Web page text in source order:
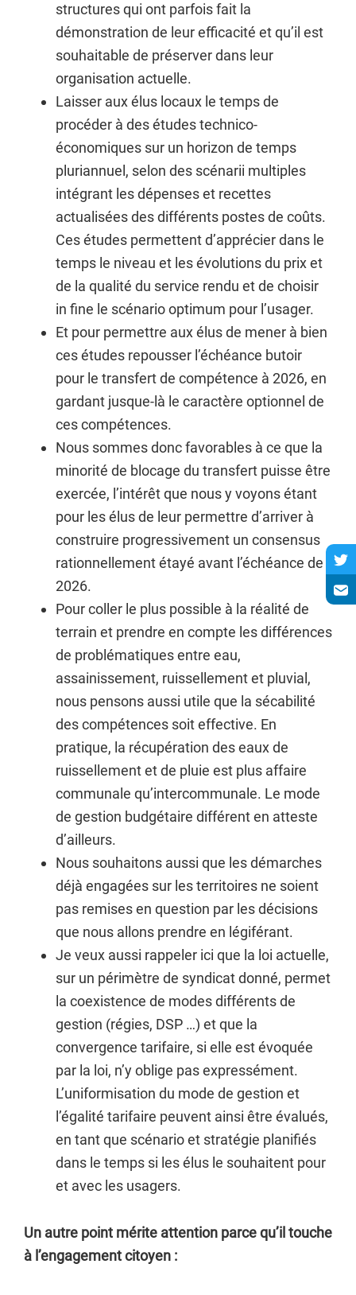
structures qui ont parfois fait la
démonstration de leur efficacité et qu’il est
souhaitable de préserver dans leur
organisation actuelle.
Laisser aux élus locaux le temps de
procéder à des études technico-
économiques sur un horizon de temps
pluriannuel, selon des scénarii multiples
intégrant les dépenses et recettes
actualisées des différents postes de coûts.
Ces études permettent d’apprécier dans le
temps le niveau et les évolutions du prix et
de la qualité du service rendu et de choisir
in fine le scénario optimum pour l’usager.
Et pour permettre aux élus de mener à bien
ces études repousser l’échéance butoir
pour le transfert de compétence à 2026, en
gardant jusque-là le caractère optionnel de
ces compétences.
Nous sommes donc favorables à ce que la
minorité de blocage du transfert puisse être
exercée, l’intérêt que nous y voyons étant
pour les élus de leur permettre d’arriver à
construire progressivement un consensus
rationnellement étayé avant l’échéance de
2026.
Pour coller le plus possible à la réalité de
terrain et prendre en compte les différences
de problématiques entre eau,
assainissement, ruissellement et pluvial,
nous pensons aussi utile que la sécabilité
des compétences soit effective. En
pratique, la récupération des eaux de
ruissellement et de pluie est plus affaire
communale qu’intercommunale. Le mode
de gestion budgétaire différent en atteste
d’ailleurs.
Nous souhaitons aussi que les démarches
déjà engagées sur les territoires ne soient
pas remises en question par les décisions
que nous allons prendre en légiférant.
Je veux aussi rappeler ici que la loi actuelle,
sur un périmètre de syndicat donné, permet
la coexistence de modes différents de
gestion (régies, DSP …) et que la
convergence tarifaire, si elle est évoquée
par la loi, n’y oblige pas expressément.
L’uniformisation du mode de gestion et
l’égalité tarifaire peuvent ainsi être évalués,
en tant que scénario et stratégie planifiés
dans le temps si les élus le souhaitent pour
et avec les usagers.
Un autre point mérite attention parce qu’il touche
à l’engagement citoyen :